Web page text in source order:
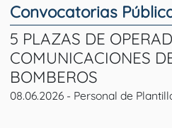
Convocatorias
5 PLAZAS DE
COMUNICACIONES
BOMBEROS
08.06.2026 - Personal de